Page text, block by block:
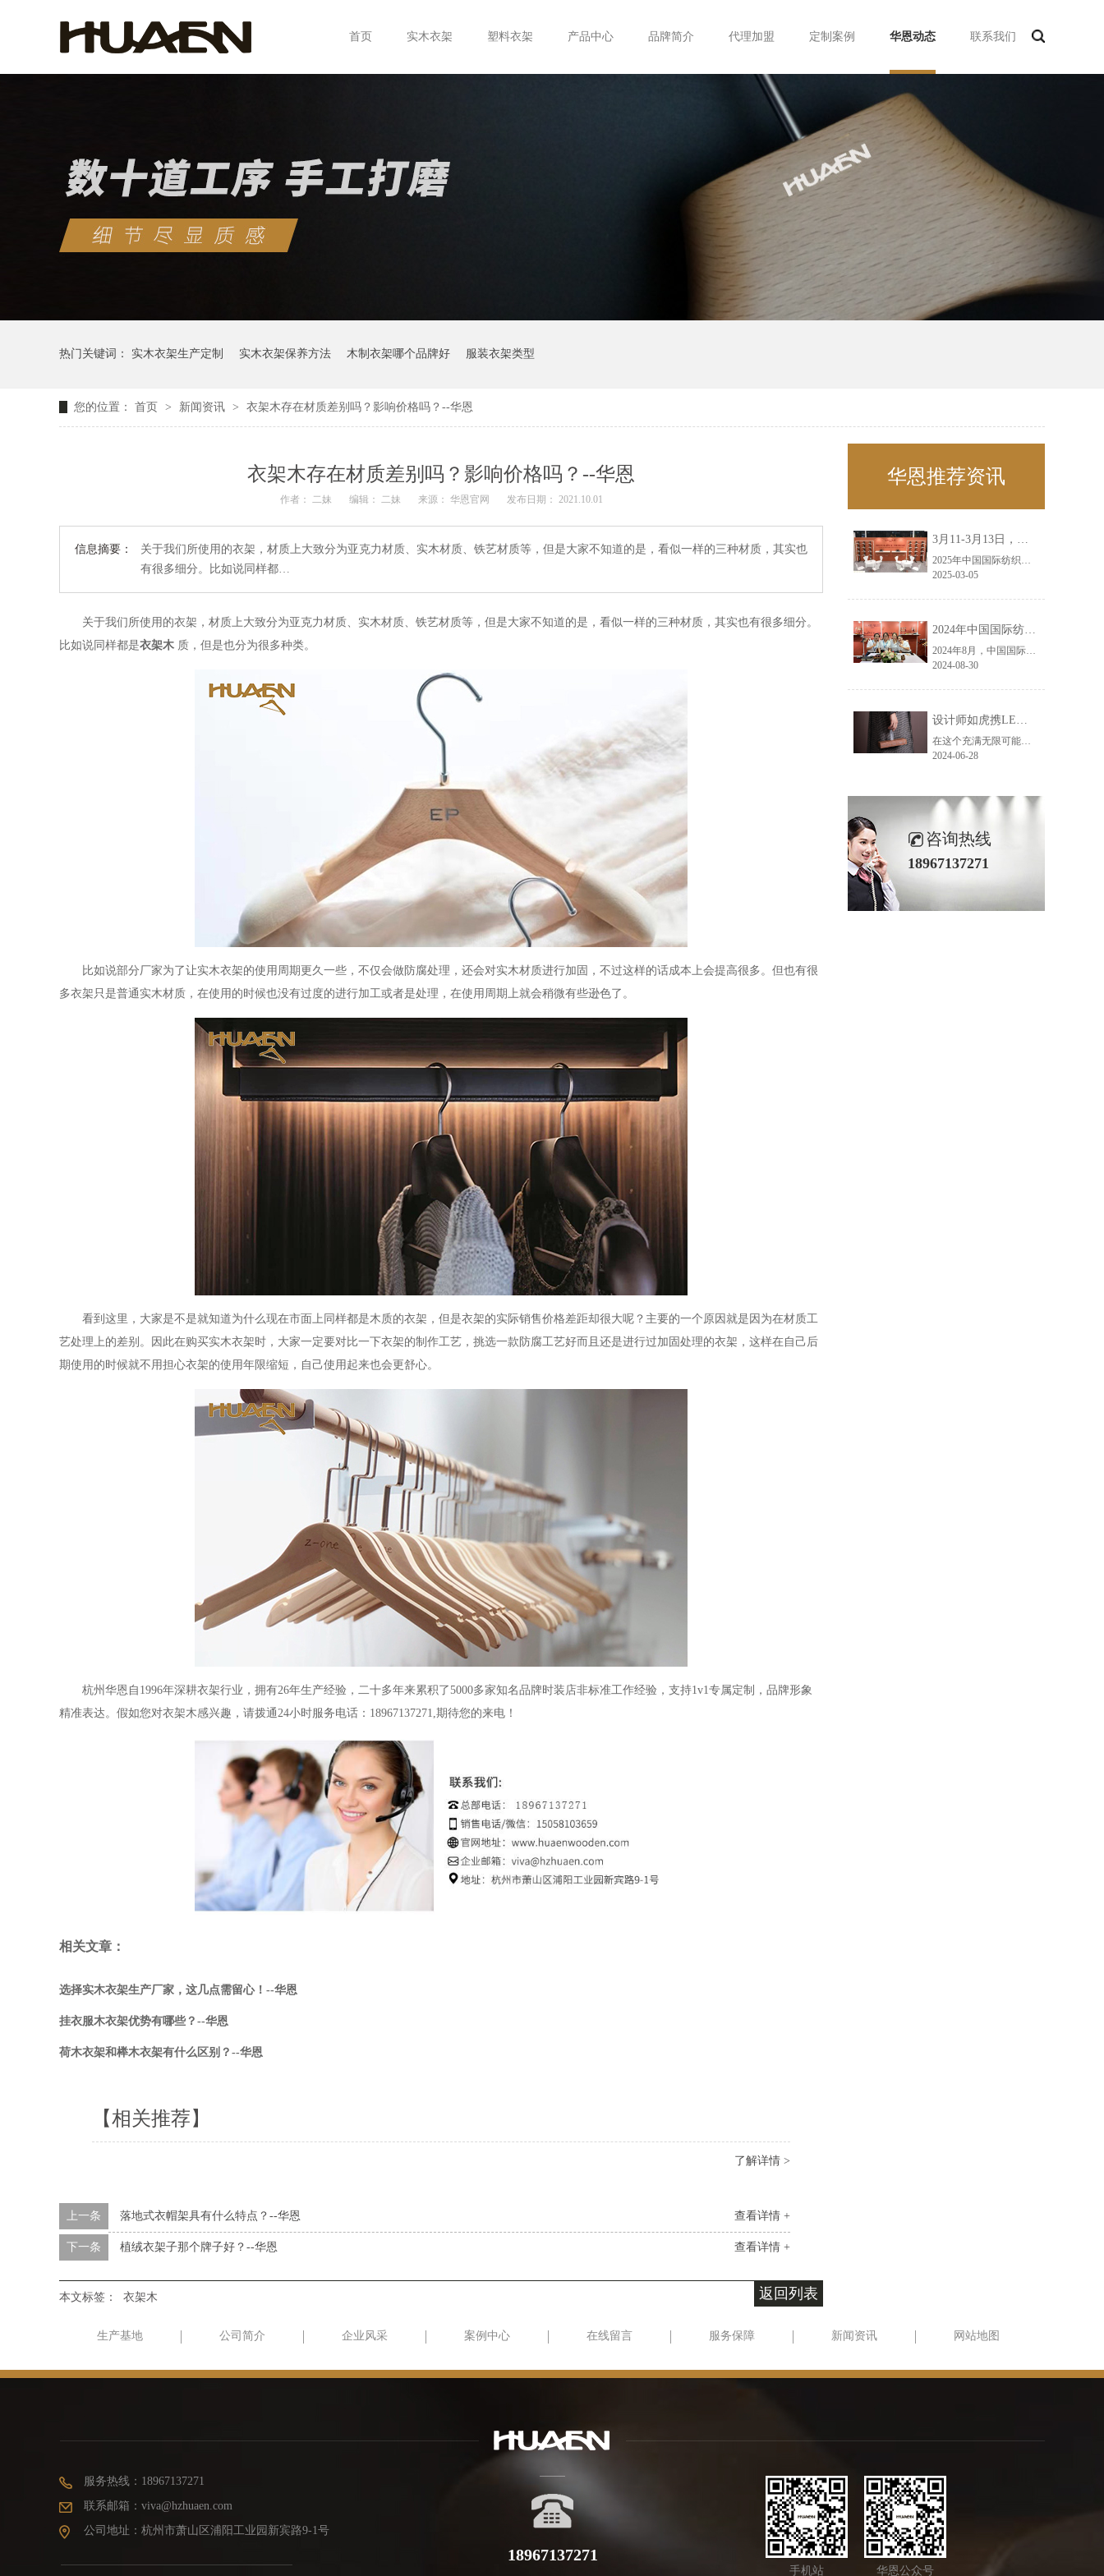
首页 实木衣架 塑料衣架 产品中心 品牌简介 代理加盟 定制案例 华恩动态 联系我们
热门关键词： 实木衣架生产定制 实木衣架保养方法 木制衣架哪个品牌好 服装衣架类型
您的位置： 首页 > 新闻资讯 > 衣架木存在材质差别吗？影响价格吗？--华恩
衣架木存在材质差别吗？影响价格吗？--华恩
作者： 二妹 编辑： 二妹 来源： 华恩官网 发布日期： 2021.10.01
信息摘要：
关于我们所使用的衣架，材质上大致分为亚克力材质、实木材质、铁艺材质等，但是大家不知道的是，看似一样的三种材质，其实也
有很多细分。比如说同样都…
关于我们所使用的衣架，材质上大致分为亚克力材质、实木材质、铁艺材质等，但是大家不知道的是，看似一样的三种材质，其实也有很多细分。
比如说同样都是衣架木 质，但是也分为很多种类。
比如说部分厂家为了让实木衣架的使用周期更久一些，不仅会做防腐处理，还会对实木材质进行加固，不过这样的话成本上会提高很多。但也有很
多衣架只是普通实木材质，在使用的时候也没有过度的进行加工或者是处理，在使用周期上就会稍微有些逊色了。
看到这里，大家是不是就知道为什么现在市面上同样都是木质的衣架，但是衣架的实际销售价格差距却很大呢？主要的一个原因就是因为在材质工
艺处理上的差别。因此在购买实木衣架时，大家一定要对比一下衣架的制作工艺，挑选一款防腐工艺好而且还是进行过加固处理的衣架，这样在自己后
期使用的时候就不用担心衣架的使用年限缩短，自己使用起来也会更舒心。
杭州华恩自 1996年深耕衣架行业，拥有26年生产经验，二十多年来累积了5000多家知名品牌时装店非标准工作经验，支持1v1专属定制，品牌形象
精准表达。假如您对衣架木感兴趣，请拨通24小时服务电话：18967137271,期待您的来电！
相关文章：
选择实木衣架生产厂家，这几点需留心！--华恩
挂衣服木衣架优势有哪些？--华恩
荷木衣架和榉木衣架有什么区别？--华恩
【相关推荐】
了解详情 >
查看详情 +
上一条 落地式衣帽架具有什么特点？--华恩
查看详情 +
下一条 植绒衣架子那个牌子好？--华恩
返回列表
本文标签： 衣架木
华恩推荐资讯
3月11-3月13日，华恩诚邀您共赴上海面辅料春夏展——华恩
2025年中国国际纺织面料及辅料（春夏）博览会即将盛大开启！感谢您对华恩品牌的关注！3.11-3.13，杭州华恩（LEMONLEE）诚邀您共赴这场春日的宴会！
2025-03-05
2024年中国国际纺织面料及辅料（秋冬）博览会完美收官！——华恩
2024年8月，中国国际纺织面料及辅料（秋冬）博览会完美收官！作为一家拥有30年历史的专业衣架制造商，我们非常荣幸能够参与这一盛会，并在此期间与众多客户进行了广泛而深入的交流。
2024-08-30
设计师如虎携LEMONLEE红雪松礼盒荣获第六届未来·已来香港新锐当代设计奖铜奖
在这个充满无限可能的2024年夏季，LEMONLEE品牌设计师如虎以其非凡的创意与对自然的深刻理解，精心打造的红雪松木球礼盒，在“2024未来·已来——第六届香港新锐当代设计奖”中摘得铜奖。这不仅是对设计师如虎原创设计能力的嘉奖，更是对LEMONLEE品牌的高度认可。
2024-06-28
咨询热线
18967137271
生产基地 公司简介 企业风采 案例中心 在线留言 服务保障 新闻资讯 网站地图
服务热线：18967137271
联系邮箱：viva@hzhuaen.com
公司地址：杭州市萧山区浦阳工业园新宾路9-1号
18967137271
手机站 华恩公众号